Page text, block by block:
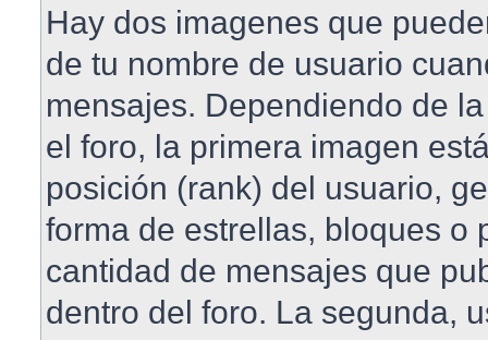
Hay dos imagenes que
de tu nombre de usuario
mensajes. Dependiendo de
el foro, la primera imagen
posición (rank) del usuario,
forma de estrellas, bloques o
cantidad de mensajes que
dentro del foro. La segunda,